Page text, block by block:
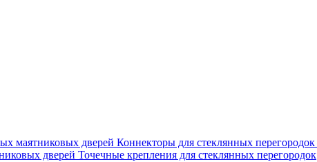
маятниковых дверей Коннекторы для стеклянных перегородок
дверей Точечные крепления для стеклянных перегородок